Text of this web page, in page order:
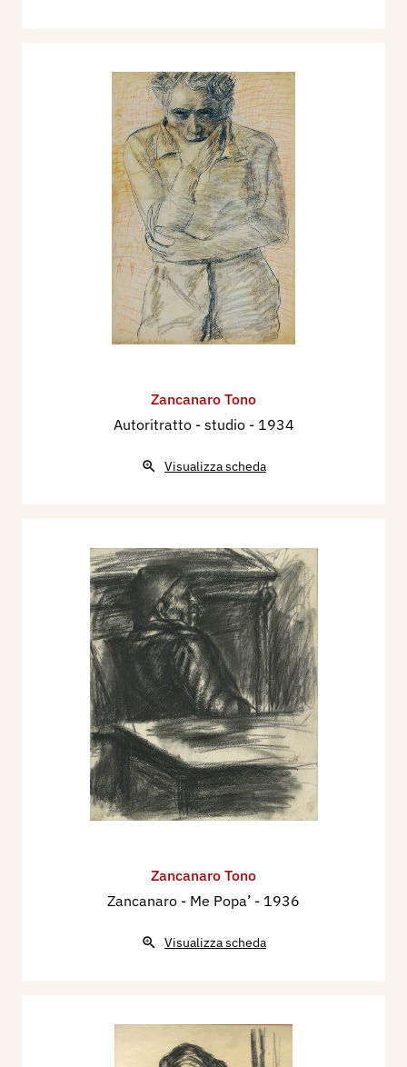
Zancanaro Tono
Autoritratto - studio - 1934
Visualizza scheda
Zancanaro Tono
Zancanaro - Me Popa’ - 1936
Visualizza scheda